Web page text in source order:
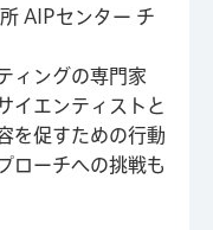
AIPセンター チ
ィングの専門家
イエンティストと
を促すための行動
ローチへの挑戦も